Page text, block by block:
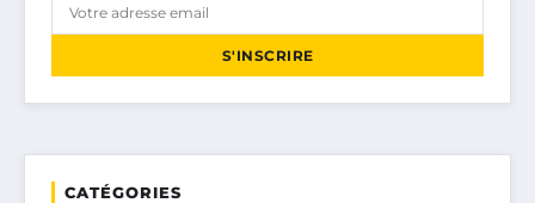
S'INSCRIRE
CATÉGORIES